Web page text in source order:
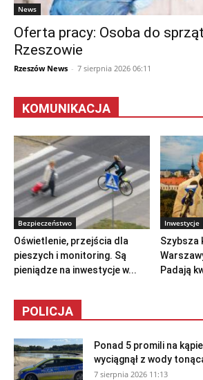
News
Oferta pracy: Osoba do
Rzeszowie
Rzeszów News - 7 sierpnia 2026 06:11
KOMUNIKACJA
Bezpieczeństwo
Oświetlenie, przejścia dla
pieszych i monitoring. Są
pieniądze na inwestycje w...
Inwestycje
Szybsza
Padają
POLICJA
Ponad 5 promili na
wyciągnął z wody
7 sierpnia 2026 11:13